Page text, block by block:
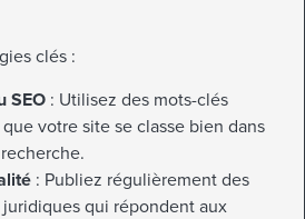
clés :
SEO : Utilisez des mots-clés
votre site se classe bien dans
: Publiez régulièrement des
qui répondent aux